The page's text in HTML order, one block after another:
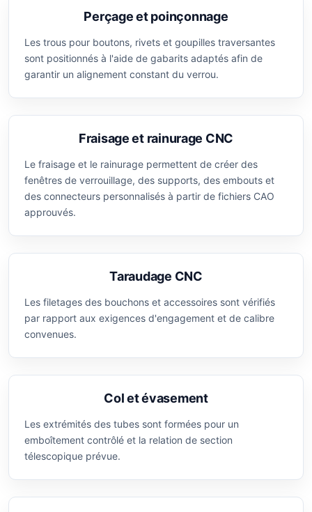
Perçage et poinçonnage
Les trous pour boutons, rivets et goupilles traversantes
sont positionnés à l'aide de gabarits adaptés afin de
garantir un alignement constant du verrou.
Fraisage et rainurage CNC
Le fraisage et le rainurage permettent de créer des
fenêtres de verrouillage, des supports, des embouts et
des connecteurs personnalisés à partir de fichiers CAO
approuvés.
Taraudage CNC
Les filetages des bouchons et accessoires sont vérifiés
par rapport aux exigences d'engagement et de calibre
convenues.
Col et évasement
Les extrémités des tubes sont formées pour un
emboîtement contrôlé et la relation de section
télescopique prévue.